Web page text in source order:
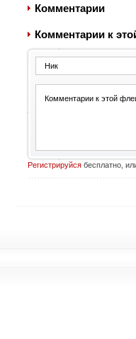
Комментарии
Комментарии к
Регистрируйсябесплатно,